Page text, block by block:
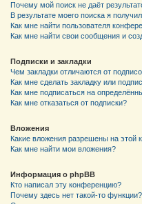
Почему мой поиск не даёт
В результате моего поиска я
Как мне найти пользователя
Как мне найти свои сообщения и
Подписки и закладки
Чем закладки отличаются от
Как мне сделать закладку или
Как мне подписаться на
Как мне отказаться от подписки?
Вложения
Какие вложения разрешены на этой
Как мне найти мои вложения?
Информация о phpBB
Кто написал эту конференцию?
Почему здесь нет такой-то функции?